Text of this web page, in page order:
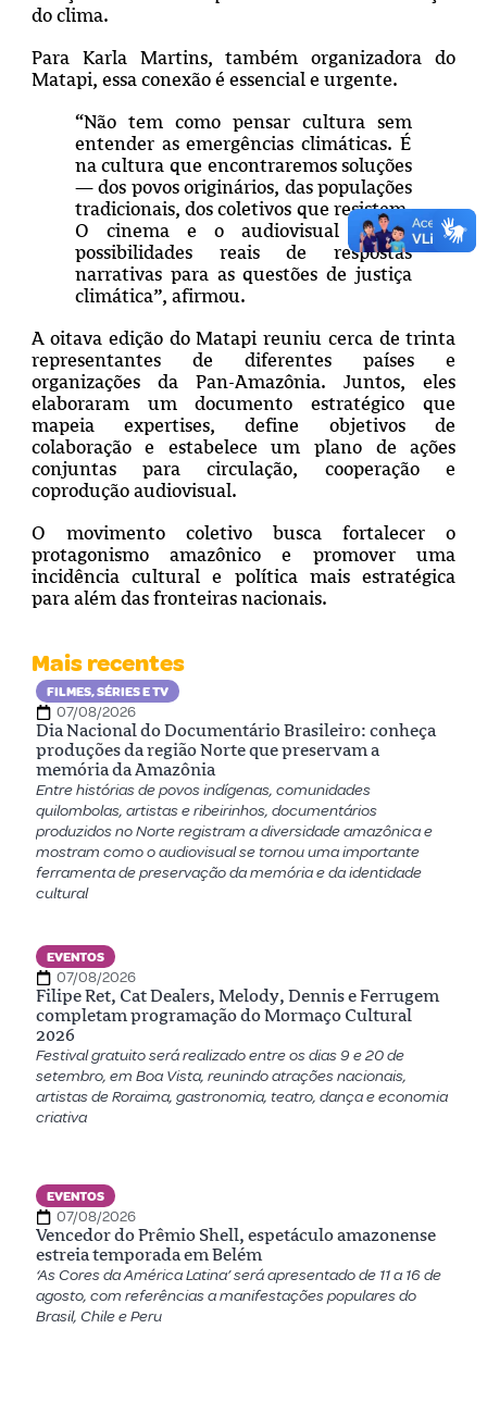
do clima.
Para Karla Martins, também organizadora do
Matapi, essa conexão é essencial e urgente.
“Não tem como pensar cultura sem
entender as emergências climáticas. É
na cultura que encontraremos soluções
— dos povos originários, das populações
tradicionais, dos coletivos que resistem.
O cinema e o audiovisual abrem
possibilidades reais de respostas
narrativas para as questões de justiça
climática”, afirmou.
A oitava edição do Matapi reuniu cerca de trinta
representantes de diferentes países e
organizações da Pan-Amazônia. Juntos, eles
elaboraram um documento estratégico que
mapeia expertises, define objetivos de
colaboração e estabelece um plano de ações
conjuntas para circulação, cooperação e
coprodução audiovisual.
O movimento coletivo busca fortalecer o
protagonismo amazônico e promover uma
incidência cultural e política mais estratégica
para além das fronteiras nacionais.
Mais recentes
FILMES, SÉRIES E TV
07/08/2026
Dia Nacional do Documentário Brasileiro: conheça
produções da região Norte que preservam a
memória da Amazônia
Entre histórias de povos indígenas, comunidades
quilombolas, artistas e ribeirinhos, documentários
produzidos no Norte registram a diversidade amazônica e
mostram como o audiovisual se tornou uma importante
ferramenta de preservação da memória e da identidade
cultural
EVENTOS
07/08/2026
Filipe Ret, Cat Dealers, Melody, Dennis e Ferrugem
completam programação do Mormaço Cultural
2026
Festival gratuito será realizado entre os dias 9 e 20 de
setembro, em Boa Vista, reunindo atrações nacionais,
artistas de Roraima, gastronomia, teatro, dança e economia
criativa
EVENTOS
07/08/2026
Vencedor do Prêmio Shell, espetáculo amazonense
estreia temporada em Belém
‘As Cores da América Latina’ será apresentado de 11 a 16 de
agosto, com referências a manifestações populares do
Brasil, Chile e Peru